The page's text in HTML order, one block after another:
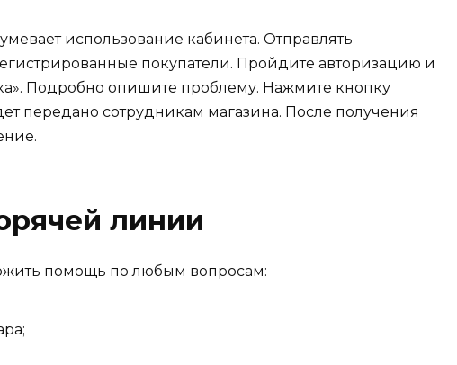
использование кабинета. Отправлять
покупатели. Пройдите авторизацию и
Подробно опишите проблему. Нажмите кнопку
передано сотрудникам магазина. После получения
линии
помощь по любым вопросам: